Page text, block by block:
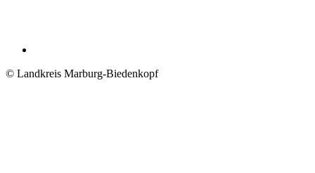
© Landkreis Marburg-Biedenkopf